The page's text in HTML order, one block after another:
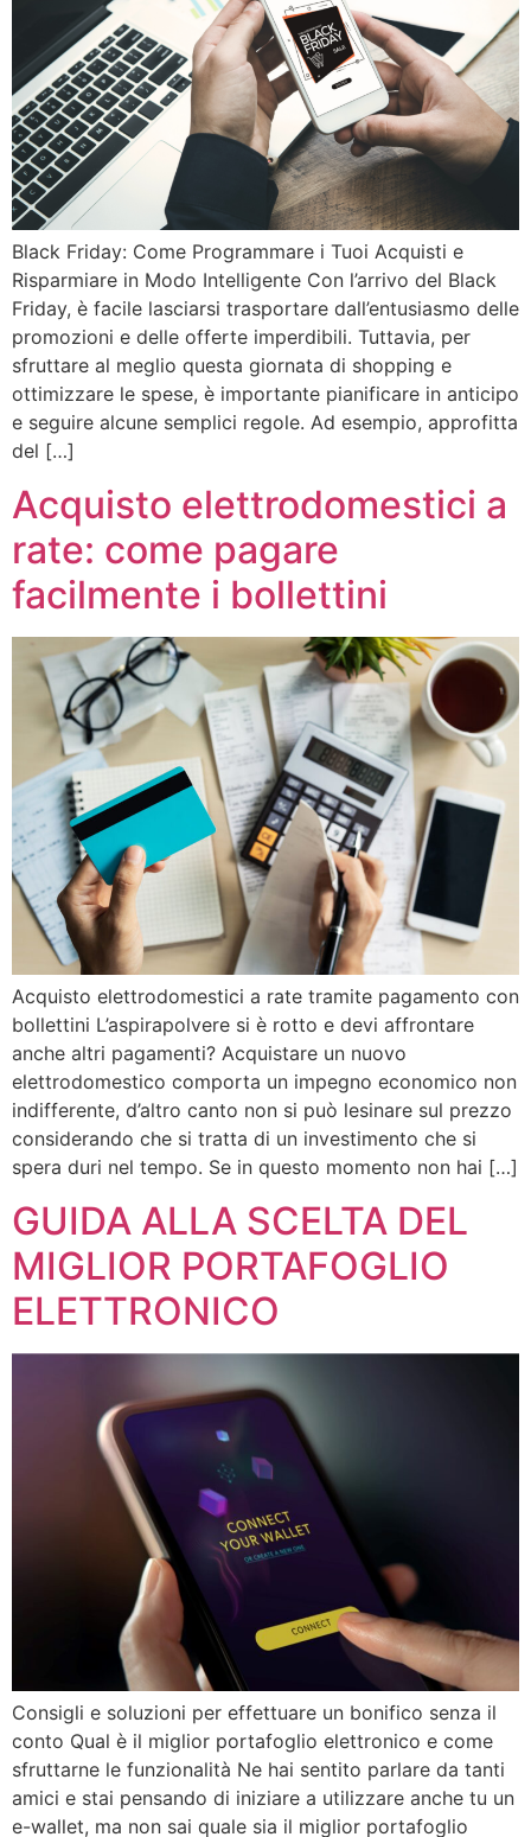
Black Friday: Come Programmare i Tuoi Acquisti e
Risparmiare in Modo Intelligente Con l’arrivo del Black
Friday, è facile lasciarsi trasportare dall’entusiasmo delle
promozioni e delle offerte imperdibili. Tuttavia, per
sfruttare al meglio questa giornata di shopping e
ottimizzare le spese, è importante pianificare in anticipo
e seguire alcune semplici regole. Ad esempio, approfitta
del […]
Acquisto elettrodomestici a
rate: come pagare
facilmente i bollettini
Acquisto elettrodomestici a rate tramite pagamento con
bollettini L’aspirapolvere si è rotto e devi affrontare
anche altri pagamenti? Acquistare un nuovo
elettrodomestico comporta un impegno economico non
indifferente, d’altro canto non si può lesinare sul prezzo
considerando che si tratta di un investimento che si
spera duri nel tempo. Se in questo momento non hai […]
GUIDA ALLA SCELTA DEL
MIGLIOR PORTAFOGLIO
ELETTRONICO
Consigli e soluzioni per effettuare un bonifico senza il
conto Qual è il miglior portafoglio elettronico e come
sfruttarne le funzionalità Ne hai sentito parlare da tanti
amici e stai pensando di iniziare a utilizzare anche tu un
e-wallet, ma non sai quale sia il miglior portafoglio